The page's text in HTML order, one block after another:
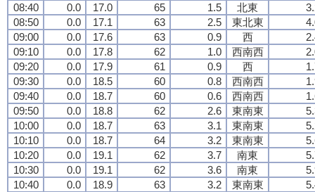
08:40
0.0 17.0 65 1.5 北東
08:50
0.0 17.1 63 2.5 東北東
09:00
0.0 17.6 63 0.9 西
09:10
0.0 17.8 62 1.0 西南西
09:20
0.0 17.9 61 0.9 西
09:30
0.0 18.5 60 0.8 西南西
09:40
0.0 18.7 60 0.6 西南西
09:50
0.0 18.8 62 2.6 東南東
10:00
0.0 18.7 63 3.1 東南東
10:10
0.0 18.7 64 3.2 東南東
10:20
0.0 19.1 62 3.7 南東
10:30
0.0 19.1 62 3.6 南東
10:40
0.0 18.9 63 3.2 東南東